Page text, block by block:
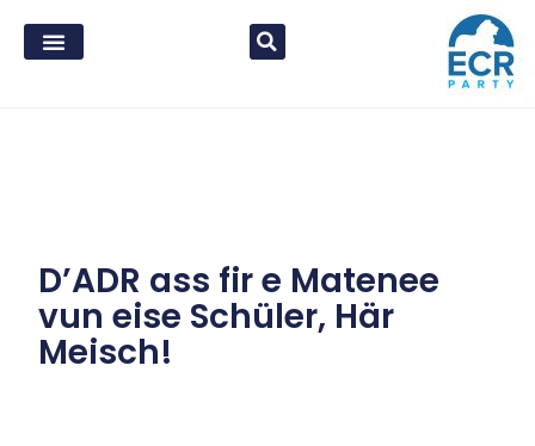
D’ADR ass fir e Matenee
vun eise Schüler, Här
Meisch!